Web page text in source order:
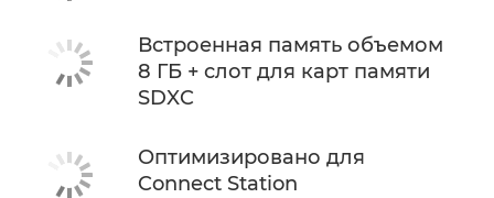
Встроенная память объемом
8 ГБ + слот для карт памяти
SDXC
Оптимизировано для
Connect Station